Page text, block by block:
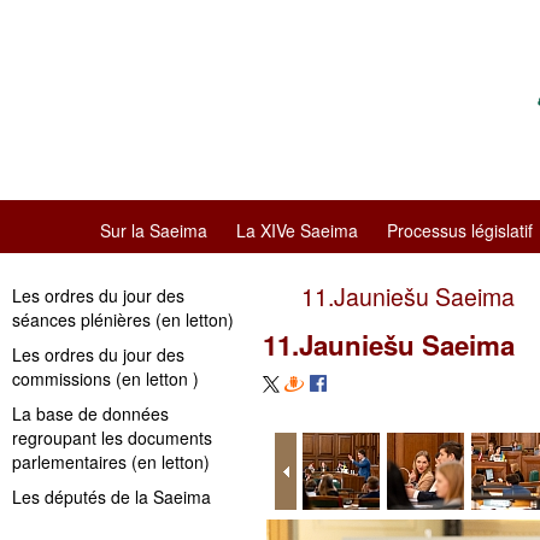
Sur la Saeima La XIVe Saeima Processus législatif
Les ordres du jour des
séances plénières (en letton)
Les ordres du jour des
commissions (en letton )
La base de données
regroupant les documents
parlementaires (en letton)
Les députés de la Saeima
11.Jauniešu Saeima
11.Jauniešu Saeima